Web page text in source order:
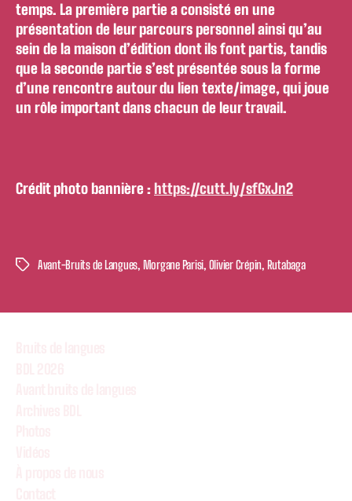
temps. La première partie a consisté en une
présentation de leur parcours personnel ainsi qu’au
sein de la maison d’édition dont ils font partis, tandis
que la seconde partie s’est présentée sous la forme
d’une rencontre autour du lien texte/image, qui joue
un rôle important dans chacun de leur travail.
Crédit photo bannière :https://cutt.ly/sfGxJn2
ÉtiquettesAvant-Bruits de Langues Morgane Parisi Olivier Crépin Rutabaga